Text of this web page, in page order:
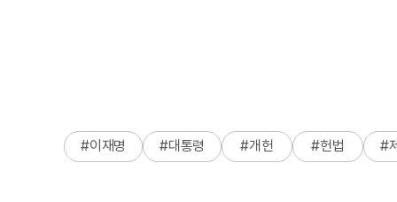
#이재명 #대통령 #개헌 #헌법 #